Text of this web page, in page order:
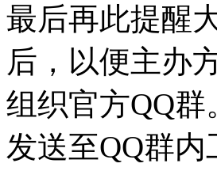
最后再此提醒
后，以便主办
组织官方QQ
发送至QQ群